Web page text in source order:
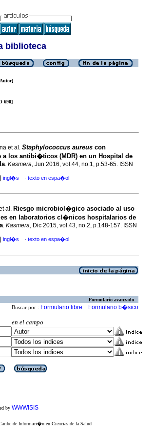
biblioteca
690]
et al. Staphylococcus aureus con
los antibi�ticos (MDR) en un Hospital de
. Kasmera, Jun 2016, vol.44, no.1, p.53-65. ISSN
ingl�s · texto en espa�ol
al. Riesgo microbiol�gico asociado al uso
en laboratorios cl�nicos hospitalarios de
. Kasmera, Dic 2015, vol.43, no.2, p.148-157. ISSN
ingl�s · texto en espa�ol
Formulario avanzado
Buscar por : Formulario libre Formulario b�sico
en el campo
by WWWISIS
de Informaci�n en Ciencias de la Salud